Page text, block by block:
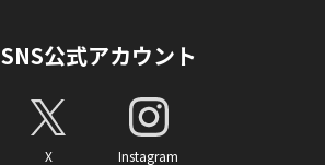
SNS公式アカウント
X Instagram